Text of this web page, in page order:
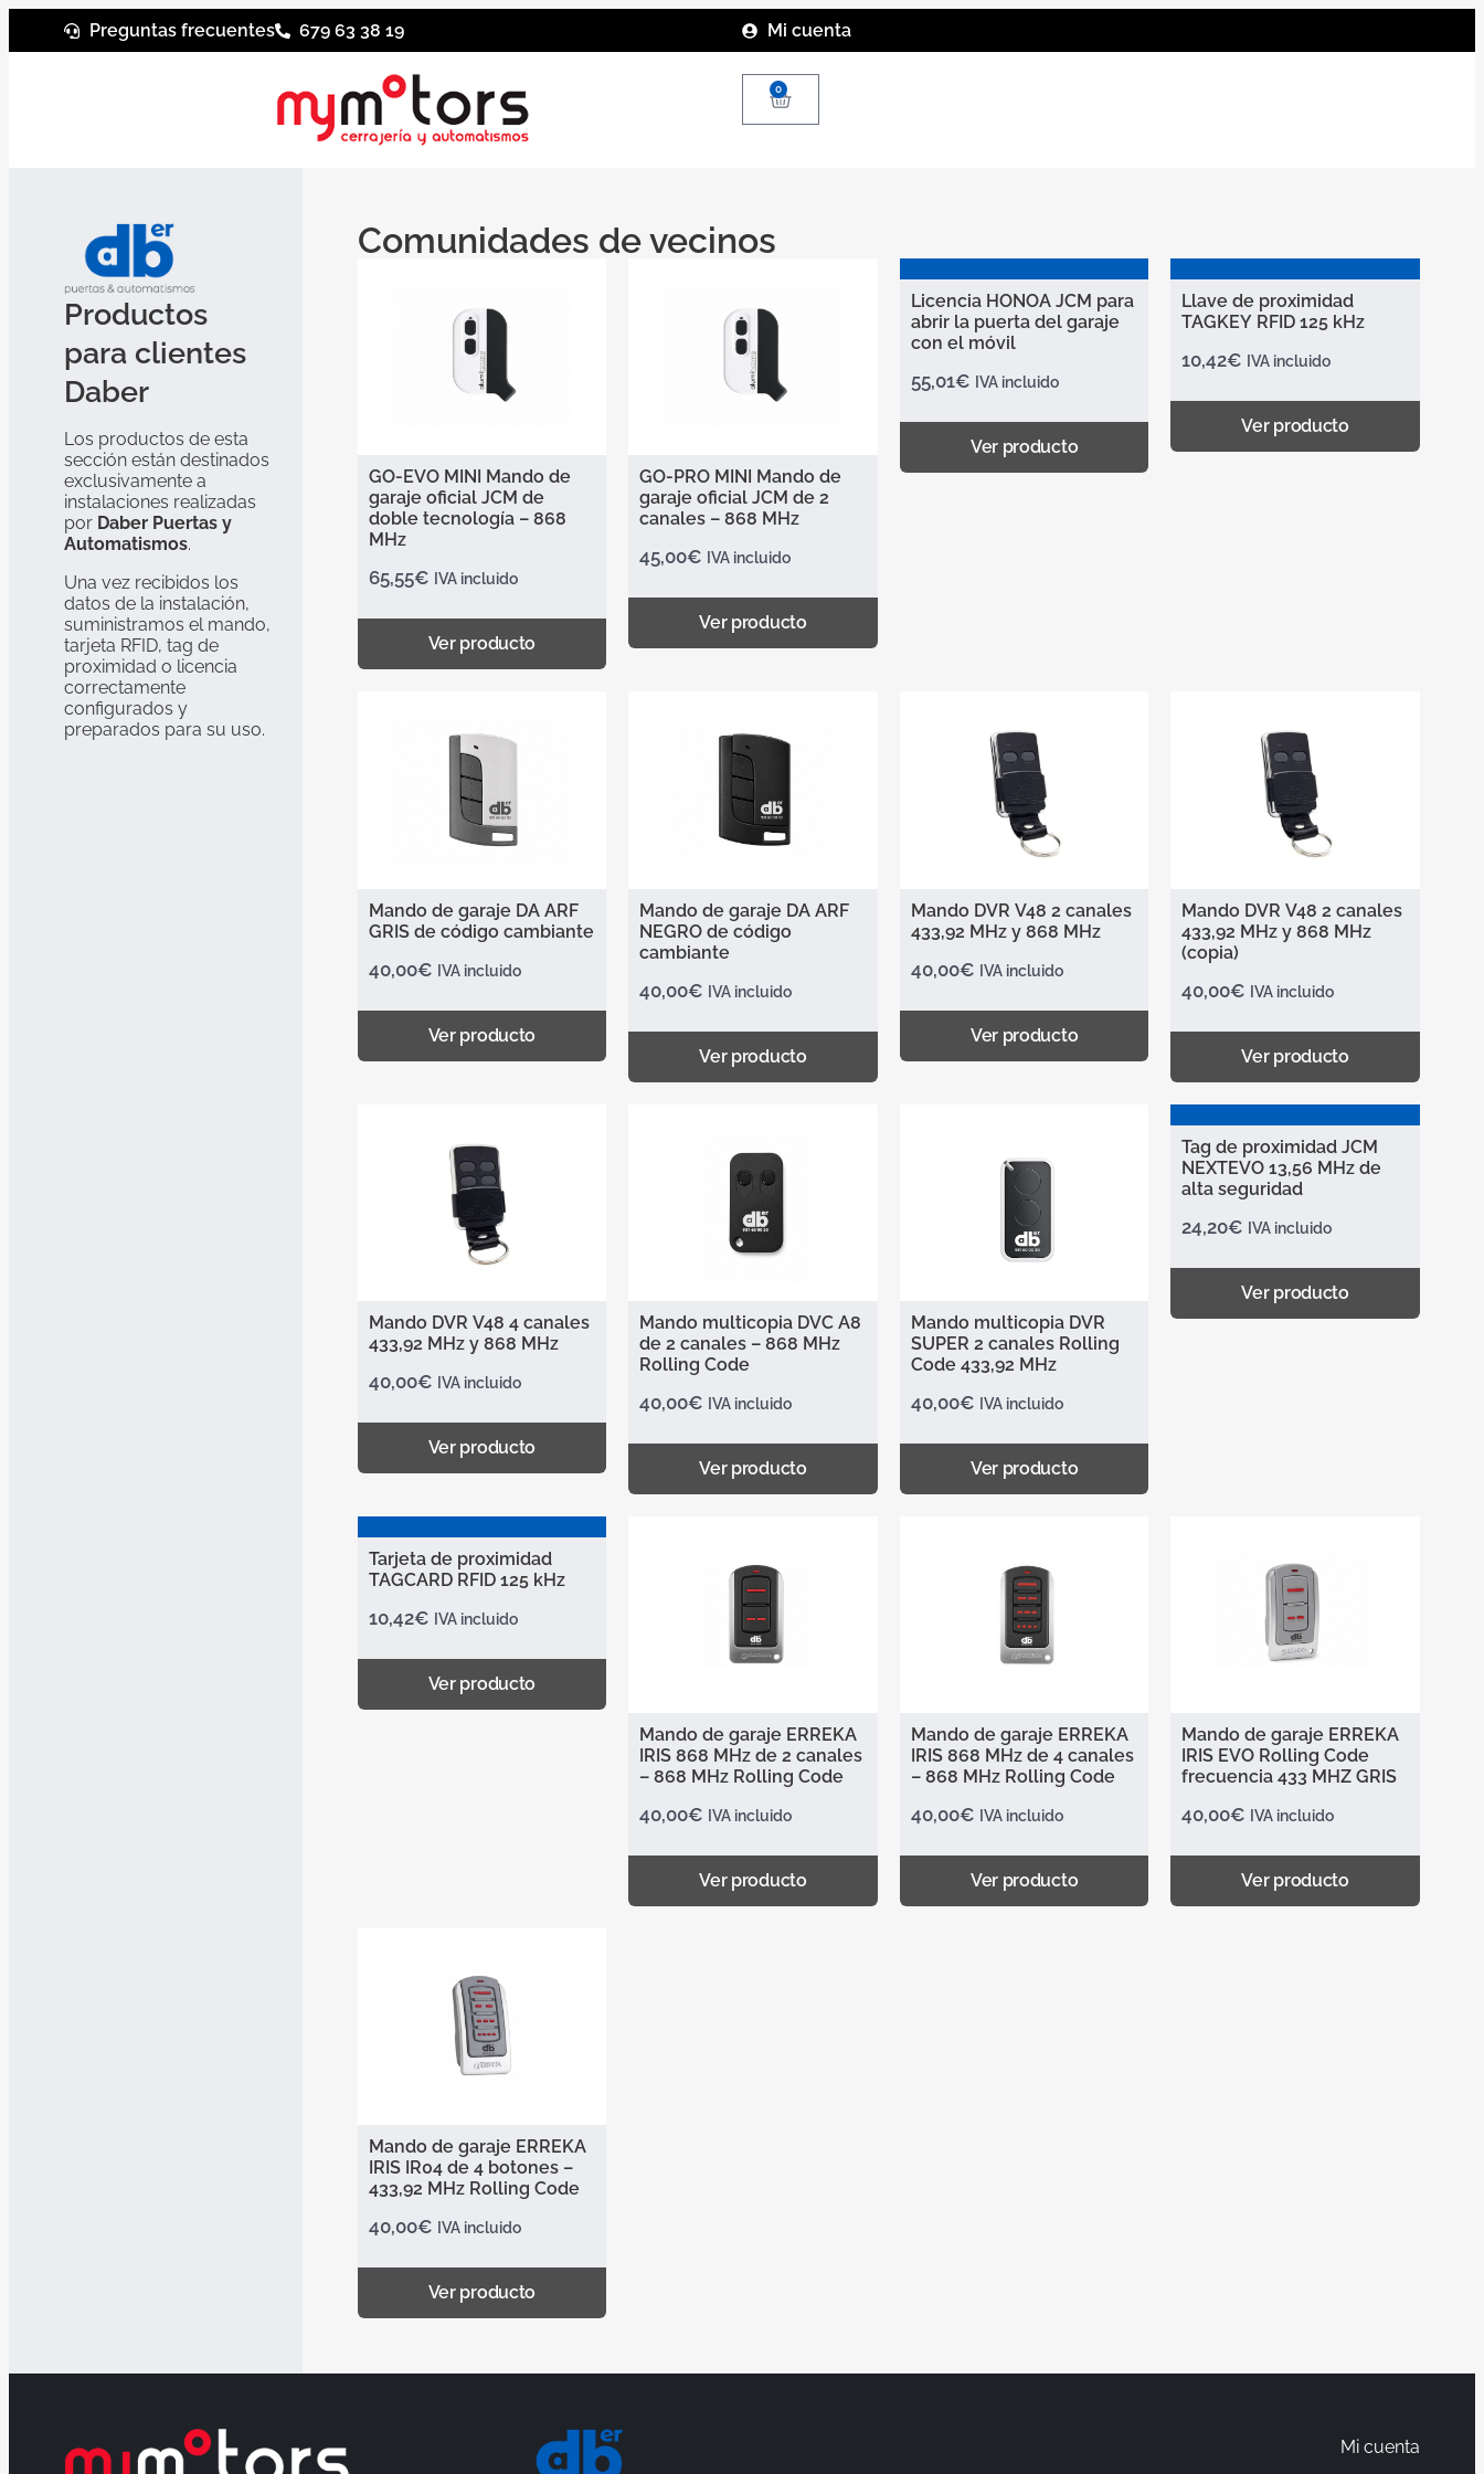
Preguntas frecuentes 679 63 38 19 Mi cuenta
0
Productos
para clientes
Daber
Los productos de esta
sección están destinados
exclusivamente a
instalaciones realizadas
por Daber Puertas y
Automatismos.
Una vez recibidos los
datos de la instalación,
suministramos el mando,
tarjeta RFID, tag de
proximidad o licencia
correctamente
configurados y
preparados para su uso.
Comunidades de vecinos
GO-EVO MINI Mando de
garaje oficial JCM de
doble tecnología – 868
MHz
65,55€ IVA incluido
Ver producto
GO-PRO MINI Mando de
garaje oficial JCM de 2
canales – 868 MHz
45,00€ IVA incluido
Ver producto
Licencia HONOA JCM para
abrir la puerta del garaje
con el móvil
55,01€ IVA incluido
Ver producto
Llave de proximidad
TAGKEY RFID 125 kHz
10,42€ IVA incluido
Ver producto
Mando de garaje DA ARF
GRIS de código cambiante
40,00€ IVA incluido
Ver producto
Mando de garaje DA ARF
NEGRO de código
cambiante
40,00€ IVA incluido
Ver producto
Mando DVR V48 2 canales
433,92 MHz y 868 MHz
40,00€ IVA incluido
Ver producto
Mando DVR V48 2 canales
433,92 MHz y 868 MHz
(copia)
40,00€ IVA incluido
Ver producto
Mando DVR V48 4 canales
433,92 MHz y 868 MHz
40,00€ IVA incluido
Ver producto
Mando multicopia DVC A8
de 2 canales – 868 MHz
Rolling Code
40,00€ IVA incluido
Ver producto
Mando multicopia DVR
SUPER 2 canales Rolling
Code 433,92 MHz
40,00€ IVA incluido
Ver producto
Tag de proximidad JCM
NEXTEVO 13,56 MHz de
alta seguridad
24,20€ IVA incluido
Ver producto
Tarjeta de proximidad
TAGCARD RFID 125 kHz
10,42€ IVA incluido
Ver producto
Mando de garaje ERREKA
IRIS 868 MHz de 2 canales
– 868 MHz Rolling Code
40,00€ IVA incluido
Ver producto
Mando de garaje ERREKA
IRIS 868 MHz de 4 canales
– 868 MHz Rolling Code
40,00€ IVA incluido
Ver producto
Mando de garaje ERREKA
IRIS EVO Rolling Code
frecuencia 433 MHZ GRIS
40,00€ IVA incluido
Ver producto
Mando de garaje ERREKA
IRIS IR04 de 4 botones –
433,92 MHz Rolling Code
40,00€ IVA incluido
Ver producto
Mi cuenta